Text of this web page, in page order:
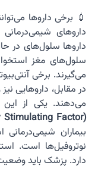
💉 برخی داروها
داروها سلول‌های در
سلول‌های مغز
می‌گیرند. برخی
در مقابل، داروهایی
می‌دهند. یکی از این
(Granulocyte Colony Stimulating Factor)
بیماران
نوتروفیل‌ها است.
دارد. پزشک باید